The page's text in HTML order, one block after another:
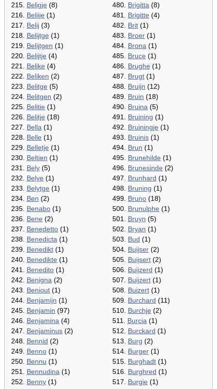
215. Beligje (8)
216. Beliije (1)
217. Belij (3)
218. Belijtge (1)
219. Belijtgen (1)
220. Belijtje (4)
221. Belike (4)
222. Beliken (2)
223. Belitge (5)
224. Belitgen (2)
225. Belitie (1)
226. Belitje (18)
227. Bella (1)
228. Belle (1)
229. Belletje (1)
230. Beltien (1)
231. Bely (5)
232. Belye (1)
233. Belytge (1)
234. Ben (2)
235. Benabo (1)
236. Bene (2)
237. Benedetto (1)
238. Benedicta (1)
239. Benedikt (1)
240. Benedikte (1)
241. Benedito (1)
242. Benigna (2)
243. Beniout (1)
244. Benjamijn (1)
245. Benjamin (97)
246. Benjamina (4)
247. Benjaminus (2)
248. Bennid (2)
249. Benno (1)
250. Bennu (1)
251. Bennudina (1)
252. Benny (1)
480. Brigitta (8)
481. Brigitte (4)
482. Brit (1)
483. Broer (1)
484. Brona (1)
485. Bruce (1)
486. Brughe (1)
487. Brugt (1)
488. Bruijn (12)
489. Bruin (18)
490. Bruina (5)
491. Bruining (1)
492. Bruiningje (1)
493. Bruinis (1)
494. Brun (1)
495. Brunehilde (1)
496. Brunesinde (2)
497. Brunhard (1)
498. Bruning (1)
499. Bruno (18)
500. Brunulphe (1)
501. Bruyn (5)
502. Bryan (1)
503. Bud (1)
504. Buijser (2)
505. Buijsert (2)
506. Buijzerd (1)
507. Buijzert (1)
508. Buizert (1)
509. Burchard (11)
510. Burchje (2)
511. Burcia (1)
512. Burckard (1)
513. Burg (2)
514. Burger (1)
515. Burghadt (1)
516. Burghred (1)
517. Burgie (1)